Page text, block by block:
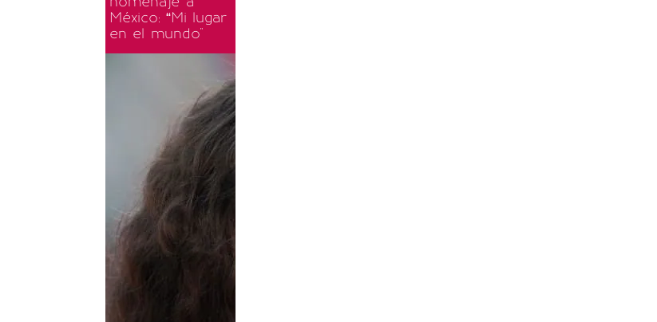
México: “Mi lugar
en el mundo"